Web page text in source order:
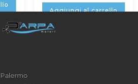
Aggiungi al carrello